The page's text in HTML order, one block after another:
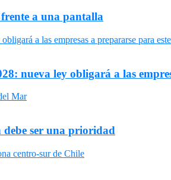
a una pantalla
nueva ley obligará a las
debe ser una prioridad